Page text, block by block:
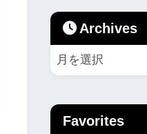
Archives
Favorites